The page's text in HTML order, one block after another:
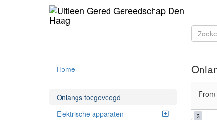
Home
Onlangs toegevoegd
Elektrische apparaten
From
3